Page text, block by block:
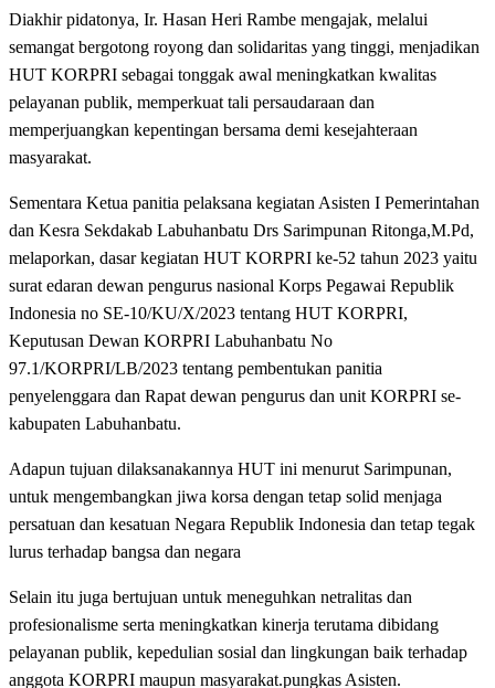
Diakhir pidatonya, Ir. Hasan Heri Rambe mengajak, melalui
semangat bergotong royong dan solidaritas yang tinggi, menjadikan
HUT KORPRI sebagai tonggak awal meningkatkan kwalitas
pelayanan publik, memperkuat tali persaudaraan dan
memperjuangkan kepentingan bersama demi kesejahteraan
masyarakat.
Sementara Ketua panitia pelaksana kegiatan Asisten I Pemerintahan
dan Kesra Sekdakab Labuhanbatu Drs Sarimpunan Ritonga,M.Pd,
melaporkan, dasar kegiatan HUT KORPRI ke-52 tahun 2023 yaitu
surat edaran dewan pengurus nasional Korps Pegawai Republik
Indonesia no SE-10/KU/X/2023 tentang HUT KORPRI,
Keputusan Dewan KORPRI Labuhanbatu No
97.1/KORPRI/LB/2023 tentang pembentukan panitia
penyelenggara dan Rapat dewan pengurus dan unit KORPRI se-
kabupaten Labuhanbatu.
Adapun tujuan dilaksanakannya HUT ini menurut Sarimpunan,
untuk mengembangkan jiwa korsa dengan tetap solid menjaga
persatuan dan kesatuan Negara Republik Indonesia dan tetap tegak
lurus terhadap bangsa dan negara
Selain itu juga bertujuan untuk meneguhkan netralitas dan
profesionalisme serta meningkatkan kinerja terutama dibidang
pelayanan publik, kepedulian sosial dan lingkungan baik terhadap
anggota KORPRI maupun masyarakat.pungkas Asisten.